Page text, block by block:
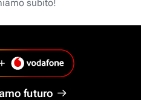
subito!
futuro